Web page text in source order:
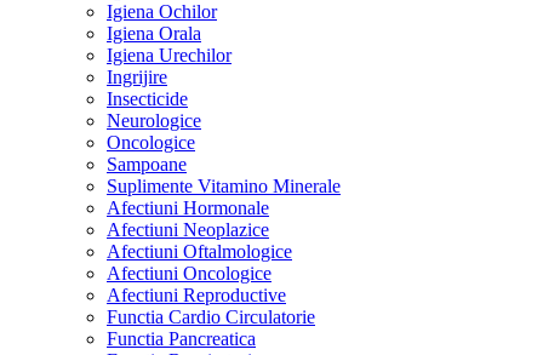
Igiena Ochilor
Igiena Orala
Igiena Urechilor
Ingrijire
Insecticide
Neurologice
Oncologice
Sampoane
Suplimente Vitamino Minerale
Afectiuni Hormonale
Afectiuni Neoplazice
Afectiuni Oftalmologice
Afectiuni Oncologice
Afectiuni Reproductive
Functia Cardio Circulatorie
Functia Pancreatica